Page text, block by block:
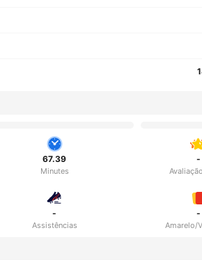
67.39
Minutes
-
-
Assistências
-
Amarelo/